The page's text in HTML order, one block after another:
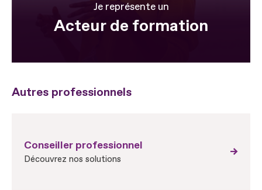
Je représente un
Acteur de formation
Autres professionnels
Conseiller professionnel
Découvrez nos solutions